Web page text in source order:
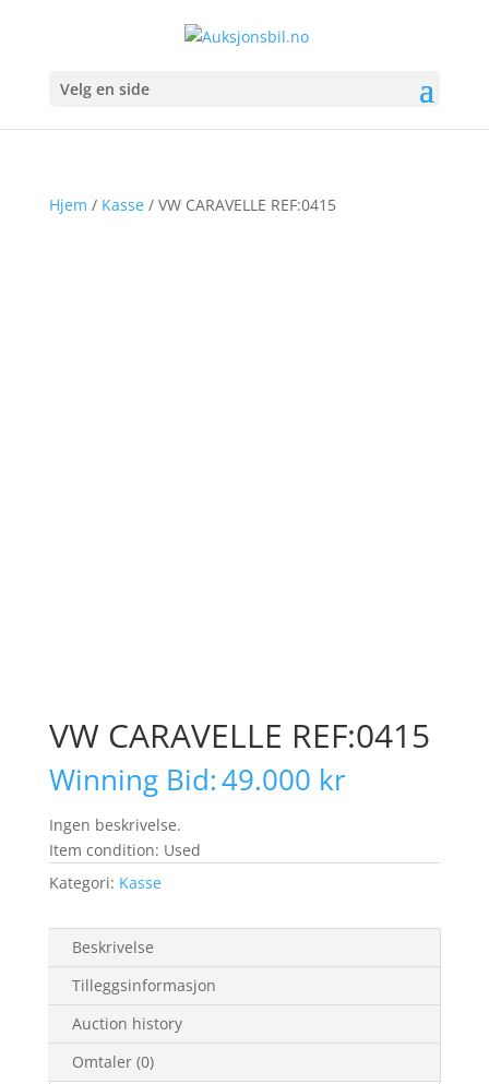
Velg en side
Hjem / Kasse/ VW CARAVELLE REF:0415
VW CARAVELLE REF:0415
Winning Bid:49.000 kr
Ingen beskrivelse.
Item condition: Used
Kategori: Kasse
Beskrivelse
Tilleggsinformasjon
Auction history
Omtaler (0)